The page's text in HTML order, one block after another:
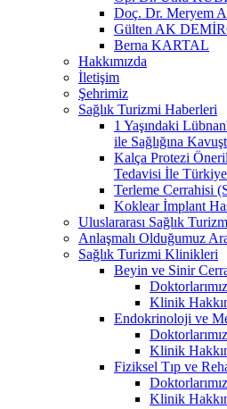
Doç. Dr. Meryem
Gülten AK
Berna KARTAL
Hakkımızda
İletişim
Şehrimiz
Sağlık Turizmi Haberleri
1 Yaşındaki
ile Sağlığına
Kalça Protezi
Tedavisi İle
Terleme Cerrahisi
Koklear İmplant
Uluslararası Sağlık
Anlaşmalı Olduğumuz
Sağlık Turizmi Klinikleri
Beyin ve Sinir
Doktorlarımız
Klinik
Endokrinoloji ve
Doktorlarımız
Klinik
Fiziksel Tıp ve
Doktorlarımız
Klinik